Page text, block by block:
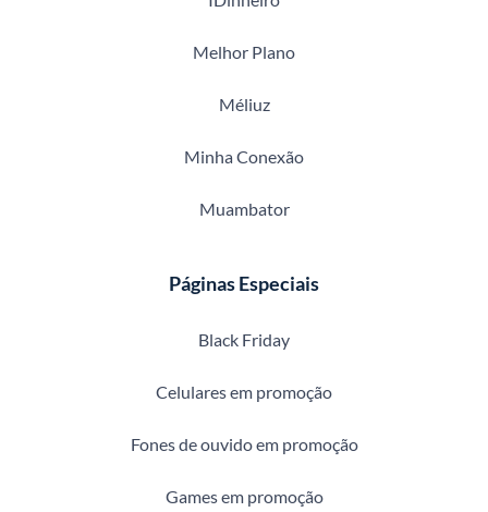
Melhor Plano
Méliuz
Minha Conexão
Muambator
Páginas Especiais
Black Friday
Celulares em promoção
Fones de ouvido em promoção
Games em promoção